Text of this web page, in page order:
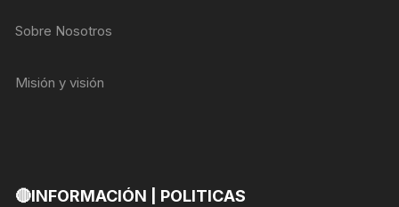
Sobre Nosotros
Misión y visión
🔴INFORMACIÓN | POLITICAS